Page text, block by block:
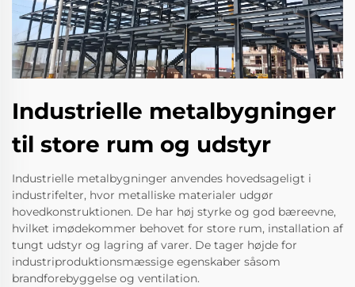
Industrielle metalbygninger
til store rum og udstyr
Industrielle metalbygninger anvendes hovedsageligt i
industrifelter, hvor metalliske materialer udgør
hovedkonstruktionen. De har høj styrke og god bæreevne,
hvilket imødekommer behovet for store rum, installation af
tungt udstyr og lagring af varer. De tager højde for
industriproduktionsmæssige egenskaber såsom
brandforebyggelse og ventilation.